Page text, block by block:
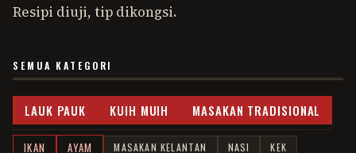
Resipi diuji, tip dikongsi.
SEMUA KATEGORI
LAUK PAUK KUIH MUIH MASAKAN TRADISIONAL
IKAN AYAM MASAKAN KELANTAN NASI KEK